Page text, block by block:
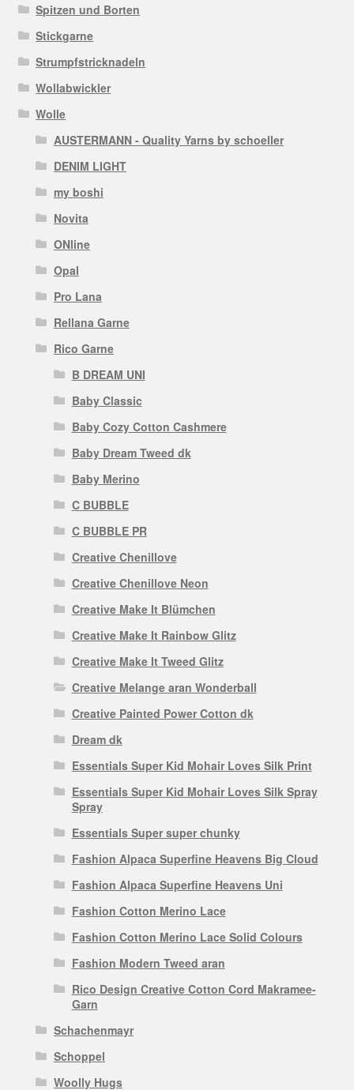
Spitzen und Borten
Stickgarne
Strumpfstricknadeln
Wollabwickler
Wolle
AUSTERMANN - Quality Yarns by schoeller
DENIM LIGHT
my boshi
Novita
ONline
Opal
Pro Lana
Rellana Garne
Rico Garne
B DREAM UNI
Baby Classic
Baby Cozy Cotton Cashmere
Baby Dream Tweed dk
Baby Merino
C BUBBLE
C BUBBLE PR
Creative Chenillove
Creative Chenillove Neon
Creative Make It Blümchen
Creative Make It Rainbow Glitz
Creative Make It Tweed Glitz
Creative Melange aran Wonderball
Creative Painted Power Cotton dk
Dream dk
Essentials Super Kid Mohair Loves Silk Print
Essentials Super Kid Mohair Loves Silk Spray
Spray
Essentials Super super chunky
Fashion Alpaca Superfine Heavens Big Cloud
Fashion Alpaca Superfine Heavens Uni
Fashion Cotton Merino Lace
Fashion Cotton Merino Lace Solid Colours
Fashion Modern Tweed aran
Rico Design Creative Cotton Cord Makramee-
Garn
Schachenmayr
Schoppel
Woolly Hugs